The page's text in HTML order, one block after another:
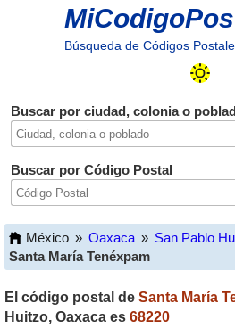
Búsqueda de Códigos
Buscar por ciudad, colonia o
Buscar por Código Postal
México » Oaxaca » San Pablo
Santa María Tenéxpam
El código postal de Santa María
Huitzo, Oaxaca es 68220